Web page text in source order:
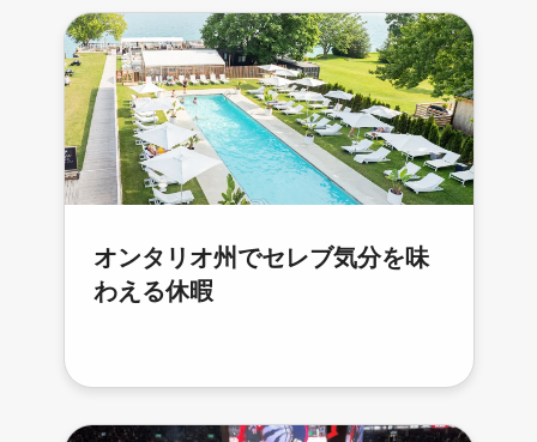
オンタリオ州でセレブ気分を味
わえる休暇